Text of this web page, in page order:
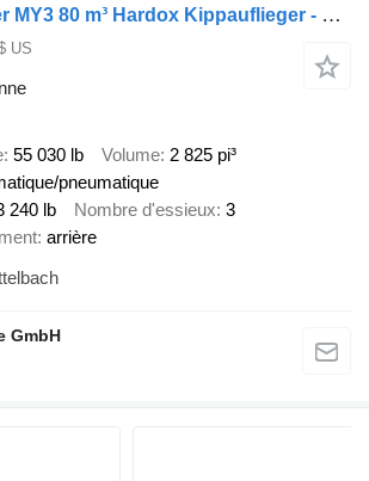
Nova Otto Treyler MY3 80 m³ Hardox Kippauflieger - neu - on stock - S
US
55 030 lb Volume 2 825 pi³
pneumatique
240 lb Nombre d'essieux 3
arrière
GmbH